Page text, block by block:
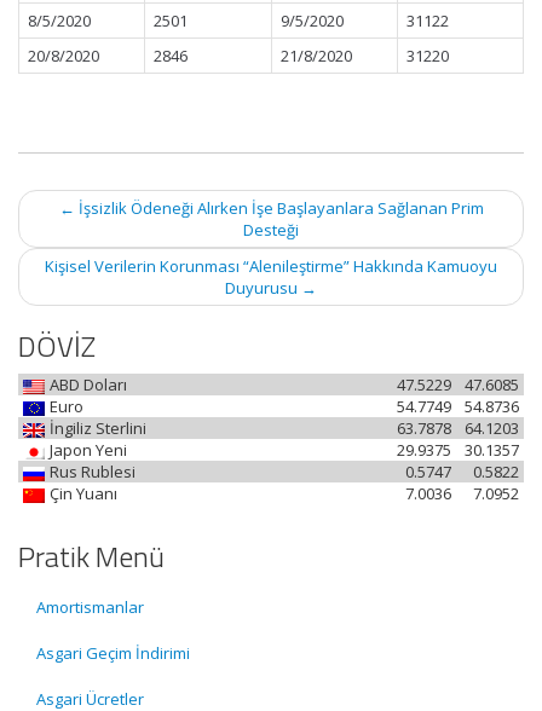
8/5/2020
2501 9/5/2020
31122
20/8/2020
2846 21/8/2020 31220
Post
navigation
← İşsizlik Ödeneği Alırken İşe Başlayanlara Sağlanan Prim
Desteği
Kişisel Verilerin Korunması “Alenileştirme” Hakkında Kamuoyu
Duyurusu →
DÖVİZ
ABD Doları 47.6085
47.5229
Euro
54.8736
54.7749
İngiliz Sterlini
64.1203
63.7878
Japon Yeni
30.1357
29.9375
Rus Rublesi
0.5822
0.5747
Çin Yuanı
7.0952
7.0036
Pratik Menü
Amortismanlar
Asgari Geçim İndirimi
Asgari Ücretler